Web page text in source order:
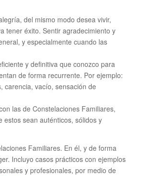
del mismo modo desea vivir,
tener éxito. Sentir agradecimiento y
y especialmente cuando las
y definitiva que conozco para
de forma recurrente. Por ejemplo:
carencia, vacío, sensación de
las de Constelaciones Familiares,
estos sean auténticos, sólidos y
Familiares. En él, y de forma
Incluyo casos prácticos con ejemplos
y profesionales, por medio de